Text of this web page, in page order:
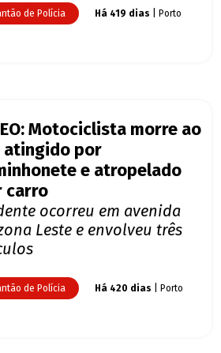
de Polícia Há 419 dias | Porto
Motociclista morre ao
atingido por
e atropelado
carro
ocorreu em avenida
Leste e envolveu três
de Polícia Há 420 dias | Porto